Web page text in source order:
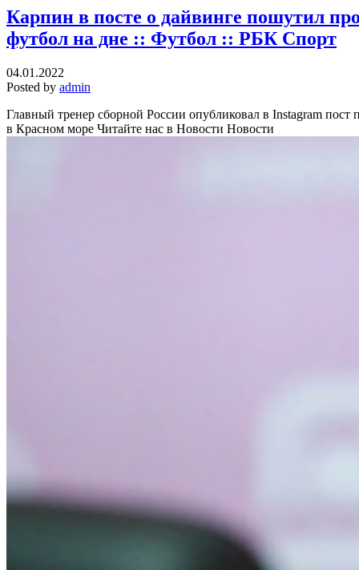
Карпин в посте о дайвинге пошутил
футбол на дне :: Футбол :: РБК Спорт
04.01.2022
Posted by admin
Главный тренер сборной России опубликовал в Instagram пост
в Красном море Читайте нас в Новости Новости